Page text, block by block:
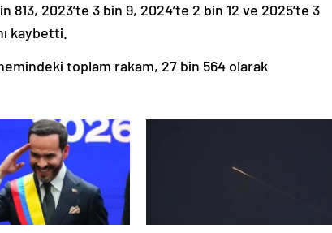
2023’te 3 bin 9, 2024’te 2 bin 12 ve 2025’te 3
kaybetti.
toplam rakam, 27 bin 564 olarak